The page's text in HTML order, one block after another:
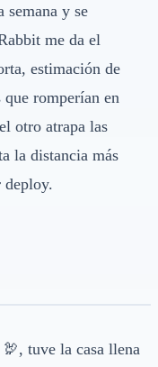
semana y se
me da el
estimación de
romperían en
otro atrapa las
la distancia más
deploy.
tuve la casa llena